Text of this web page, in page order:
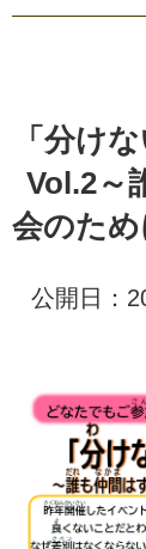
「分け
Vol.2～
会のた
公開日：